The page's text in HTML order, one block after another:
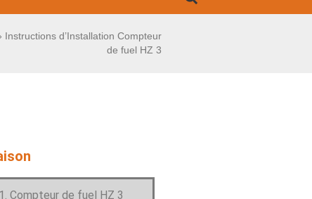
Instructions d’Installation Compteur
de fuel HZ 3
Compteur de fuel HZ 3